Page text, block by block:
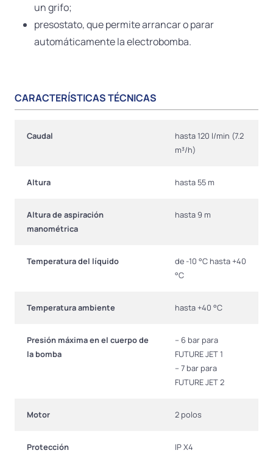
un grifo;
presostato, que permite arrancar o parar
automáticamente la electrobomba.
CARACTERÍSTICAS TÉCNICAS
Caudal
hasta 120 l/min (7.2
m³/h)
Altura hasta 55 m
Altura de aspiración
manométrica
hasta 9 m
Temperatura del líquido
de -10 °C hasta +40
°C
Temperatura ambiente hasta +40 °C
Presión máxima en el cuerpo de
la bomba
– 6 bar para
FUTURE JET 1
– 7 bar para
FUTURE JET 2
Motor 2 polos
Protección IP X4